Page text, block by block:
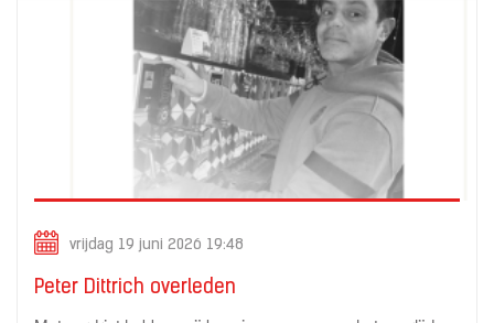
vrijdag 19 juni 2026 19:48
Peter Dittrich overleden